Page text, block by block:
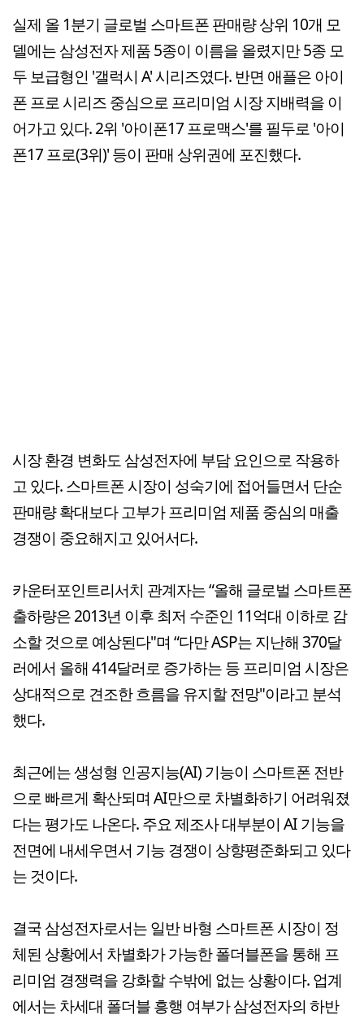
실제 올 1분기 글로벌 스마트폰 판매량 상위 10개 모
델에는 삼성전자 제품 5종이 이름을 올렸지만 5종 모
두 보급형인 '갤럭시 A' 시리즈였다. 반면 애플은 아이
폰 프로 시리즈 중심으로 프리미엄 시장 지배력을 이
어가고 있다. 2위 '아이폰17 프로맥스'를 필두로 '아이
폰17 프로(3위)' 등이 판매 상위권에 포진했다.
시장 환경 변화도 삼성전자에 부담 요인으로 작용하
고 있다. 스마트폰 시장이 성숙기에 접어들면서 단순
판매량 확대보다 고부가 프리미엄 제품 중심의 매출
경쟁이 중요해지고 있어서다.
카운터포인트리서치 관계자는 “올해 글로벌 스마트폰
출하량은 2013년 이후 최저 수준인 11억대 이하로 감
소할 것으로 예상된다"며 “다만 ASP는 지난해 370달
러에서 올해 414달러로 증가하는 등 프리미엄 시장은
상대적으로 견조한 흐름을 유지할 전망"이라고 분석
했다.
최근에는 생성형 인공지능(AI) 기능이 스마트폰 전반
으로 빠르게 확산되며 AI만으로 차별화하기 어려워졌
다는 평가도 나온다. 주요 제조사 대부분이 AI 기능을
전면에 내세우면서 기능 경쟁이 상향평준화되고 있다
는 것이다.
결국 삼성전자로서는 일반 바형 스마트폰 시장이 정
체된 상황에서 차별화가 가능한 폴더블폰을 통해 프
리미엄 경쟁력을 강화할 수밖에 없는 상황이다. 업계
에서는 차세대 폴더블 흥행 여부가 삼성전자의 하반